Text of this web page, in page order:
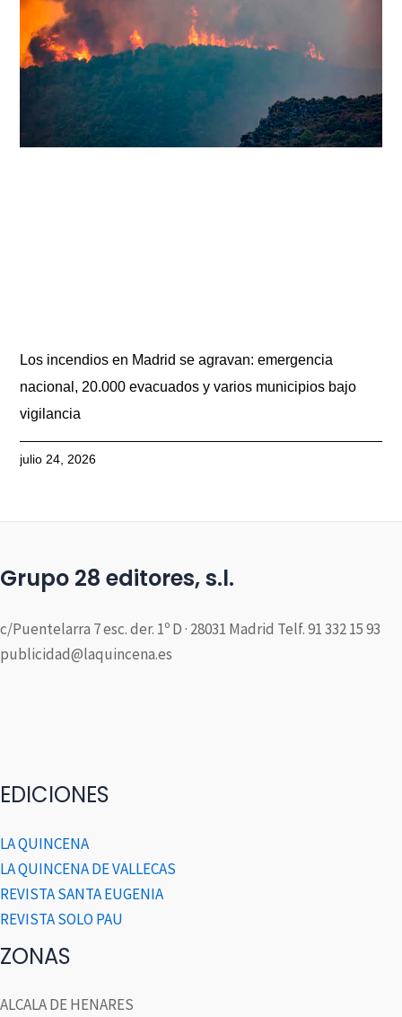
Los incendios en Madrid se agravan: emergencia
nacional, 20.000 evacuados y varios municipios bajo
vigilancia
julio 24, 2026
Grupo 28 editores, s.l.
c/Puentelarra 7 esc. der. 1º D · 28031 Madrid Telf. 91 332 15 93
publicidad@laquincena.es
EDICIONES
LA QUINCENA
LA QUINCENA DE VALLECAS
REVISTA SANTA EUGENIA
REVISTA SOLO PAU
ZONAS
ALCALA DE HENARES